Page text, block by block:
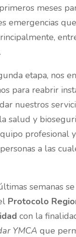
meses
emergencias
etapa, nos
para reabrir
nuestros
salud y
profesional
a las
semanas
Protocolo
con la
YMCA que